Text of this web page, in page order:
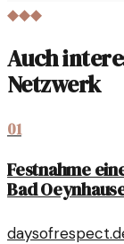
◆◆◆
Auch
Netzwerk
01
Festnahme
Bad